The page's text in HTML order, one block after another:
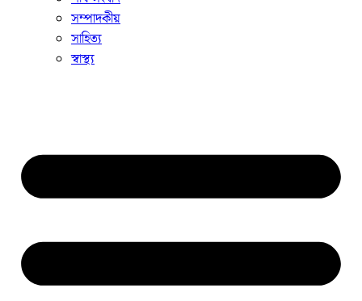
সম্পাদকীয়
সাহিত্য
স্বাস্থ্য